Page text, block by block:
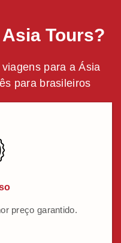
Tours?
para a Ásia
para brasileiros
preço garantido.